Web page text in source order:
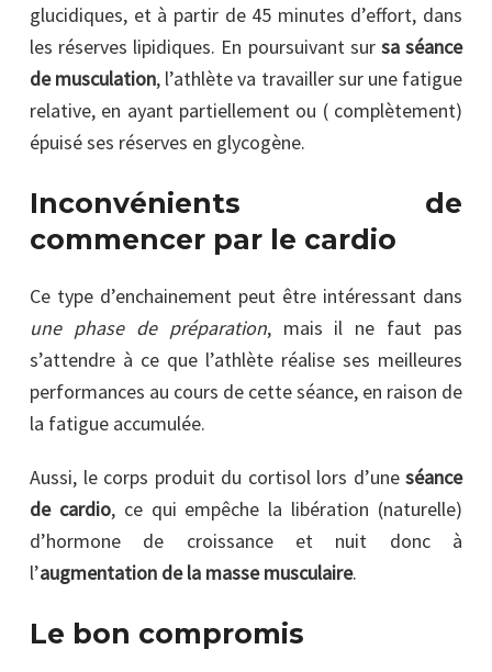
glucidiques, et à partir de 45 minutes d’effort, dans
les réserves lipidiques. En poursuivant sur sa séance
de musculation, l’athlète va travailler sur une fatigue
relative, en ayant partiellement ou ( complètement)
épuisé ses réserves en glycogène.
Inconvénients de
commencer par le cardio
Ce type d’enchainement peut être intéressant dans
une phase de préparation, mais il ne faut pas
s’attendre à ce que l’athlète réalise ses meilleures
performances au cours de cette séance, en raison de
la fatigue accumulée.
Aussi, le corps produit du cortisol lors d’une séance
de cardio, ce qui empêche la libération (naturelle)
d’hormone de croissance et nuit donc à
l’augmentation de la masse musculaire.
Le bon compromis